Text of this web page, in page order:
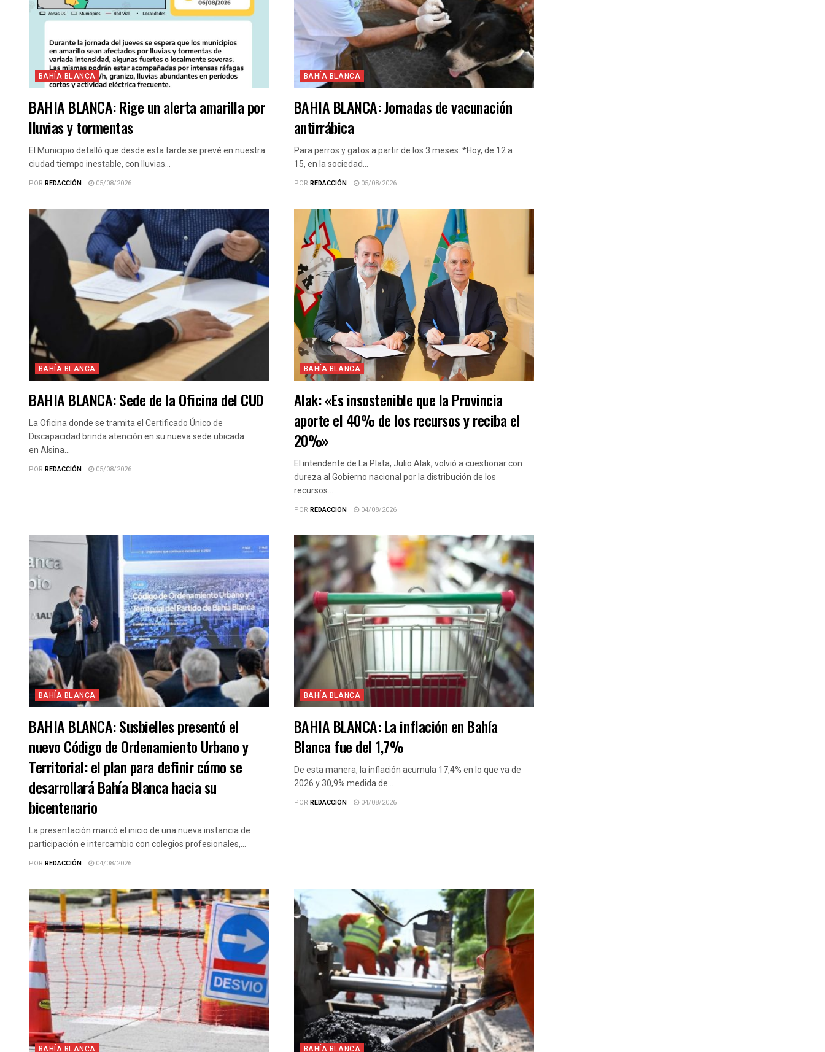
BAHÍA BLANCA
BAHIA BLANCA: Rige un alerta amarilla por
lluvias y tormentas
El Municipio detalló que desde esta tarde se prevé en nuestra
ciudad tiempo inestable, con lluvias...
POR REDACCIÓN 05/08/2026
BAHÍA BLANCA
BAHIA BLANCA: Jornadas de vacunación
antirrábica
Para perros y gatos a partir de los 3 meses: *Hoy, de 12 a
15, en la sociedad...
POR REDACCIÓN 05/08/2026
BAHÍA BLANCA
BAHIA BLANCA: Sede de la Oficina del CUD
La Oficina donde se tramita el Certificado Único de
Discapacidad brinda atención en su nueva sede ubicada
en Alsina...
POR REDACCIÓN 05/08/2026
BAHÍA BLANCA
Alak: «Es insostenible que la Provincia
aporte el 40% de los recursos y reciba el
20%»
El intendente de La Plata, Julio Alak, volvió a cuestionar con
dureza al Gobierno nacional por la distribución de los
recursos...
POR REDACCIÓN 04/08/2026
BAHÍA BLANCA
BAHIA BLANCA: Susbielles presentó el
nuevo Código de Ordenamiento Urbano y
Territorial: el plan para definir cómo se
desarrollará Bahía Blanca hacia su
bicentenario
La presentación marcó el inicio de una nueva instancia de
participación e intercambio con colegios profesionales,...
POR REDACCIÓN 04/08/2026
BAHÍA BLANCA
BAHIA BLANCA: La inflación en Bahía
Blanca fue del 1,7%
De esta manera, la inflación acumula 17,4% en lo que va de
2026 y 30,9% medida de...
POR REDACCIÓN 04/08/2026
BAHÍA BLANCA BAHÍA BLANCA